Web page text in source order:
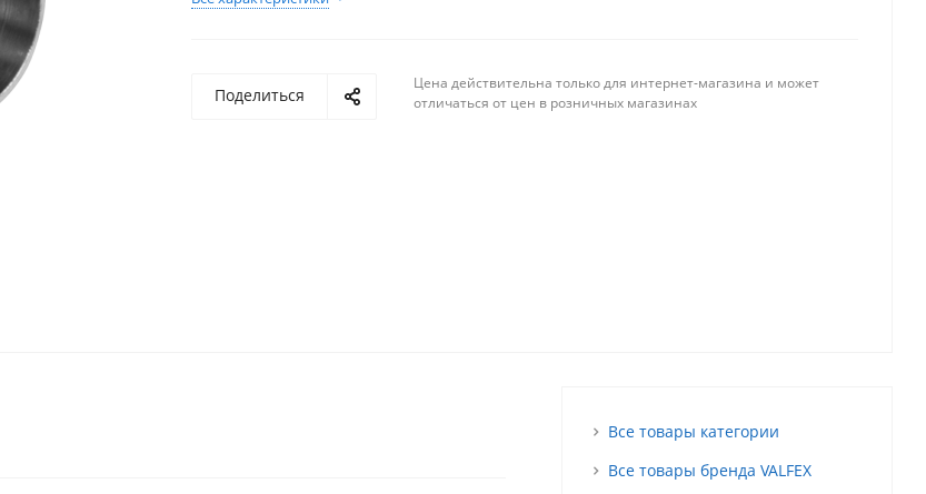
Поделиться
Цена действительна только для интернет-магазина и может
отличаться от цен в розничных магазинах
Все товары категории
Все товары бренда VALFEX